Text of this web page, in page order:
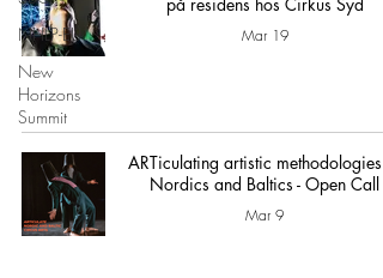
NHLP-EU
New
Horizons
Summit
Mar 19
ARTiculating artistic methodologies
Nordics and Baltics - Open Call
Mar 9